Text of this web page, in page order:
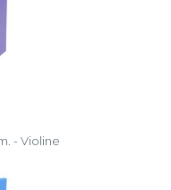
- Violine